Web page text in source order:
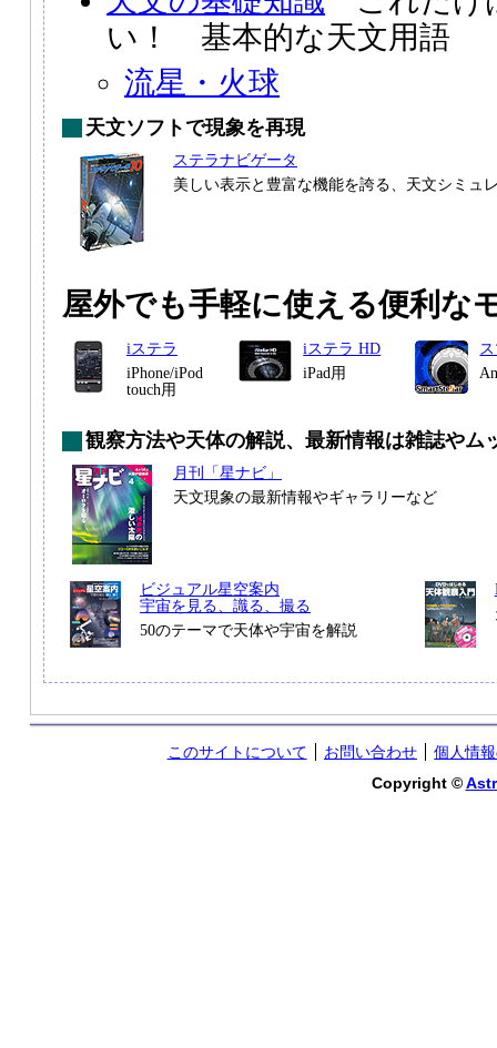
い！ 基本的な天文用語
流星・火球
天文ソフトで現象を再現
ステラナビゲータ
美しい表示と豊富な機能を誇る、天文シミュ
屋外でも手軽に使える便利な
iステラ
iPhone/iPod
touch用
iステラ HD
iPad用
観察方法や天体の解説、最新情報は雑誌やム
月刊「星ナビ」
天文現象の最新情報やギャラリーなど
ビジュアル星空案内
宇宙を見る、識る、撮る
50のテーマで天体や宇宙を解説
このサイトについて お問い合わせ
個人情
Copyright ©